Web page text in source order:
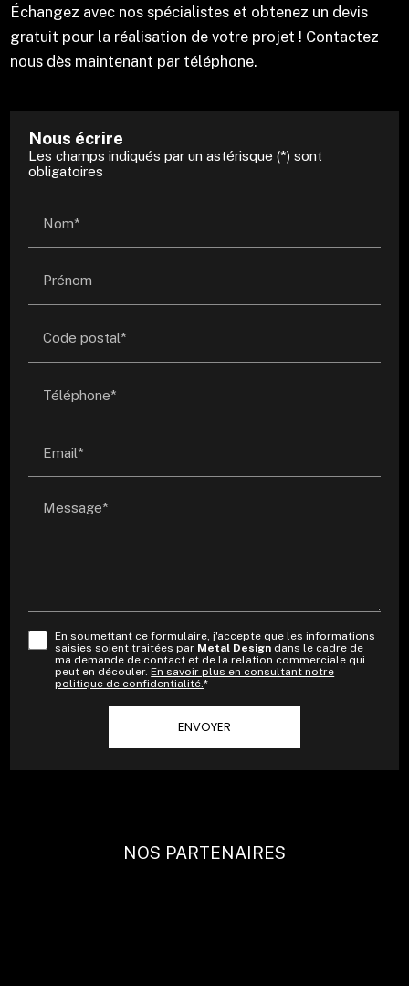
Échangez avec nos spécialistes et obtenez un devis
gratuit pour la réalisation de votre projet ! Contactez
nous dès maintenant par téléphone.
Nous écrire
Les champs indiqués par un astérisque (*) sont
obligatoires
Nom*
Prénom
Code postal*
Téléphone*
Email*
Message*
En soumettant ce formulaire, j'accepte que les informations
saisies soient traitées par Metal Design dans le cadre de
ma demande de contact et de la relation commerciale qui
peut en découler.En savoir plus en consultant notre
politique de confidentialité.*
NOS PARTENAIRES